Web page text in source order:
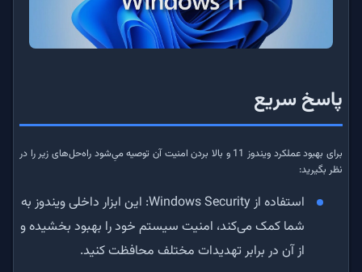
پاسخ سریع
برای بهبود عملکرد ویندوز 11 و بالا بردن امنیت آن توصیه می‌ِشود راه‌حل‌های زیر را در
نظر بگیرید:
استفاده از Windows Security: این ابزار داخلی ویندوز به
شما کمک می‌کند، امنیت سیستم خود را بهبود بخشیده و
از آن در برابر تهدیدات مختلف محافظت کنید.